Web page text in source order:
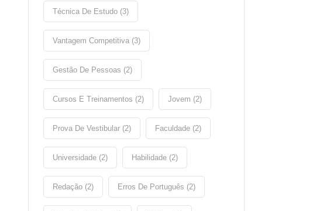
Técnica De Estudo (3)
Vantagem Competitiva (3)
Gestão De Pessoas (2)
Cursos E Treinamentos (2) Jovem (2)
Prova De Vestibular (2) Faculdade (2)
Universidade (2) Habilidade (2)
Redação (2) Erros De Português (2)